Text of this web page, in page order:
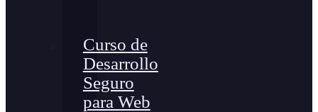
Curso de
Desarrollo
Seguro
para Web